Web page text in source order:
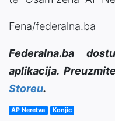
Fena/federalna.ba
Federalna.ba
aplikacija.
Storeu.
AP Neretva Konjic